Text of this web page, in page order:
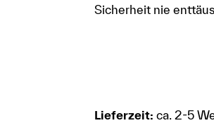
Sicherheit nie
Lieferzeit: ca. 2-5